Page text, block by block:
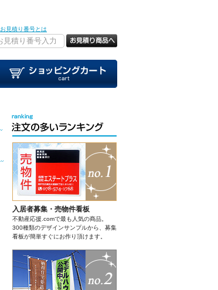
お見積り番号とは
入居者募集・売物件看板
不動産応援.comで最も人気の商品。
300種類のデザインサンプルから、募集
看板が簡単すぐにお作り頂けます。